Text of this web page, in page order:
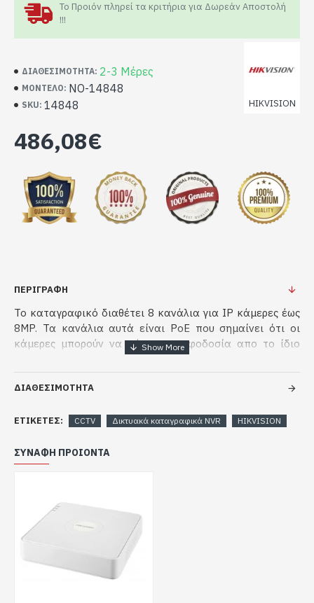
Το Προιόν πληρεί τα κριτήρια για Δωρεάν Αποστολή
!!!
ΔΙΑΘΕΣΙΜΌΤΗΤΑ: 2-3 Μέρες
ΜΟΝΤΈΛΟ: NO-14848
SKU: 14848 HIKVISION
486,08€
ΠΕΡΙΓΡΑΦΗ
Το καταγραφικό διαθέτει 8 κανάλια για IP κάμερες έως
8MP. Τα κανάλια αυτά είναι PoE που σημαίνει ότι οι
κάμερες μπορούν να πάρουν τροφοδοσία απο το ίδιο
καλώδιο που θα γίνεται και η μεταφορά των δεδομένων.
Καταγραφικό AcuSense NVR PoE 8 καναλιών 4Κ
(3840x2160)
ανάλυσης έως 12MP
4MP
Face Detction σε 1 κανάλι
Ταυτόχρονη αναπαραγωγή απο τη καταγραφή: 1
κανάλι σε 12MP ή 1 κανάλια σε 8MP ή 3 κανάλια
σε 4MP ή 6 κανάλια σε 2MP
1 x HDMI για ανάλυση έως 4K
ΔΙΑΘΕΣΙΜΟΤΗΤΑ
ΕΤΙΚΈΤΕΣ: CCTV Δικτυακά καταγραφικά NVR HIKVISION
ΣΥΝΑΦΉ ΠΡΟΙΌΝΤΑ